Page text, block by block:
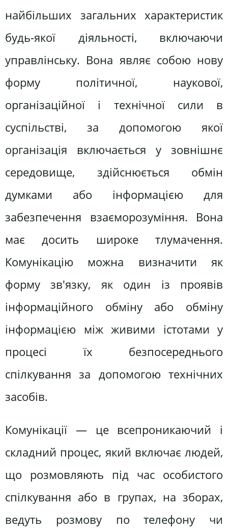
найбільших загальних характеристик
будь-якої діяльності, включаючи
управлінську. Вона являє собою нову
форму політичної, наукової,
організаційної і технічної сили в
суспільстві, за допомогою якої
організація включається у зовнішнє
середовище, здійснюється обмін
думками або інформацією для
забезпечення взаєморозуміння. Вона
має досить широке тлумачення.
Комунікацію можна визначити як
форму зв'язку, як один із проявів
інформаційного обміну або обміну
інформацією між живими істотами у
процесі їх безпосереднього
спілкування за допомогою технічних
засобів.
Комунікації — це всепроникаючий і
складний процес, який включає людей,
що розмовляють під час особистого
спілкування або в групах, на зборах,
ведуть розмову по телефону чи